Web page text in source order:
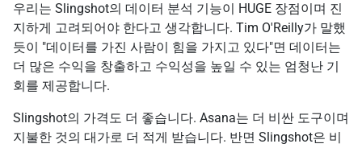
우리는 Slingshot의 데이터 분석 기능이 HUGE 장점이며 진
지하게 고려되어야 한다고 생각합니다. Tim O'Reilly가 말했
듯이 "데이터를 가진 사람이 힘을 가지고 있다"면 데이터는
더 많은 수익을 창출하고 수익성을 높일 수 있는 엄청난 기
회를 제공합니다.
Slingshot의 가격도 더 좋습니다. Asana는 더 비싼 도구이며
지불한 것의 대가로 더 적게 받습니다. 반면 Slingshot은 비